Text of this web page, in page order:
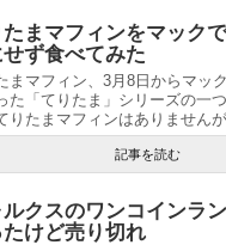
まマフィンをマック
ず食べてみた
まマフィン、3月8日からマッ
た「てりたま」シリーズの一
りたまマフィンはありませんが
記事を読む
ルクスのワンコインラ
けど売り切れ